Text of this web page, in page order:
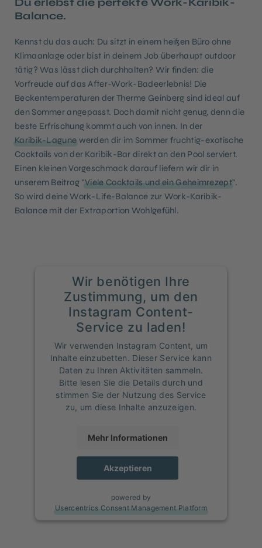
Balance.
Kennst du das auch: Du sitzt in einem heißen Büro ohne
Klimaanlage oder bist in deinem Job überhaupt outdoor
tätig? Was lässt dich durchhalten? Wir finden: die
Vorfreude auf das After-Work-Badeerlebnis! Die
Beckentemperaturen der Therme Geinberg sind ideal auf
den Sommer angepasst. Doch damit nicht genug, denn die
beste Erfrischung kommt auch von innen. In der
Karibik-Lagune werden dir im Sommer fruchtig-exotische
Cocktails von der Karibik-Bar direkt an den Pool serviert.
Einen kleinen Vorgeschmack darauf liefern wir dir in
unserem Beitrag "Viele Cocktails und ein Geheimrezept".
So wird deine Work-Life-Balance zur Work-Karibik-
Balance mit der Extraportion Wohlgefühl.
Wir benötigen Ihre
Zustimmung, um den
Instagram Content-
Service zu laden!
Wir verwenden Instagram Content, um
Inhalte einzubetten. Dieser Service kann
Daten zu Ihren Aktivitäten sammeln.
Bitte lesen Sie die Details durch und
stimmen Sie der Nutzung des Service
zu, um diese Inhalte anzuzeigen.
Mehr Informationen
Akzeptieren
powered by
Usercentrics Consent Management Platform